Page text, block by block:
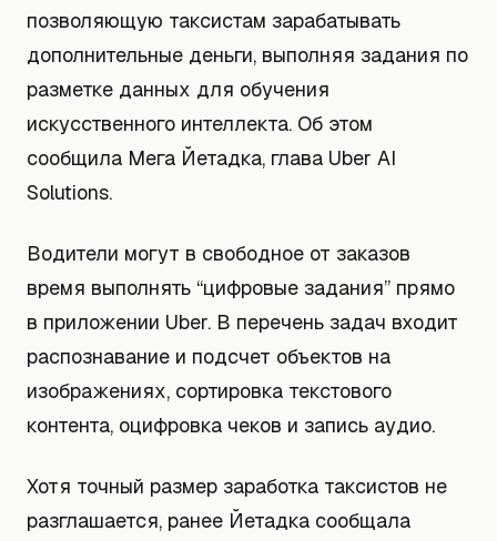
позволяющую таксистам зарабатывать
дополнительные деньги, выполняя задания по
разметке данных для обучения
искусственного интеллекта. Об этом
сообщила Мега Йетадка, глава Uber AI
Solutions.
Водители могут в свободное от заказов
время выполнять “цифровые задания” прямо
в приложении Uber. В перечень задач входит
распознавание и подсчет объектов на
изображениях, сортировка текстового
контента, оцифровка чеков и запись аудио.
Хотя точный размер заработка таксистов не
разглашается, ранее Йетадка сообщала